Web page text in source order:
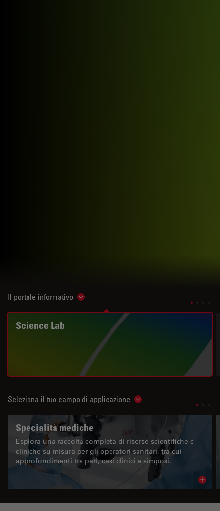
Il portale informativo Show subnavigation
Science Lab
Seleziona il tuo campo di applicazione Show subnavigation
Specialità mediche
Esplora una raccolta completa di risorse scientifiche e
cliniche su misura per gli operatori sanitari, tra cui
approfondimenti tra pari, casi clinici e simposi.